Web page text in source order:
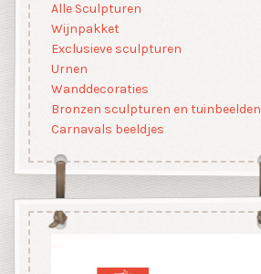
Alle Sculpturen
Wijnpakket
Exclusieve sculpturen
Urnen
Wanddecoraties
Bronzen sculpturen en tuinbeelden
Carnavals beeldjes